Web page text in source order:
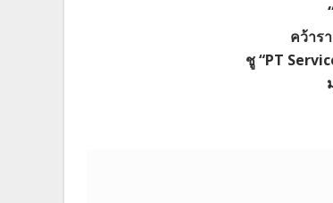
คว้าร
ชู “PT